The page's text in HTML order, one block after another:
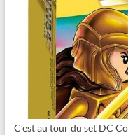
C’est au tour du set DC